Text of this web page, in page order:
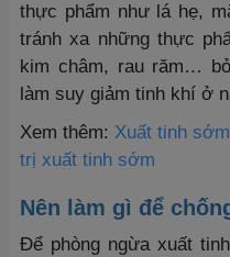
thực phẩm như lá hẹ,
tránh xa những thực
kim châm, rau răm…
làm suy giảm tinh khí ở
Xem thêm: Xuất tinh
trị xuất tinh sớm
Nên làm gì để
Để phòng ngừa xuất